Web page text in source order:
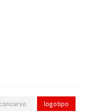
concurso logotipo